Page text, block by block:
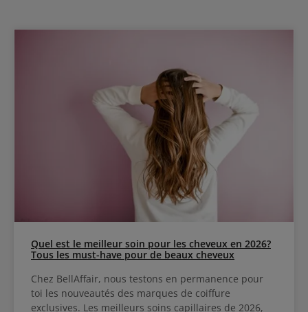
Quel est le meilleur soin pour les cheveux en 2026?
Tous les must-have pour de beaux cheveux
Chez BellAffair, nous testons en permanence pour
toi les nouveautés des marques de coiffure
exclusives. Les meilleurs soins capillaires de 2026,